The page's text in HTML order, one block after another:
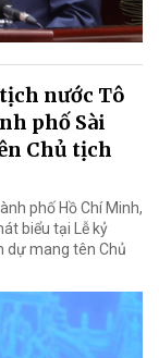
nước Tô
phố Sài
Chủ tịch
phố Hồ Chí Minh,
biểu tại Lễ kỷ
dự mang tên Chủ